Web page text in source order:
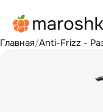
Главная/Anti-Frizz -